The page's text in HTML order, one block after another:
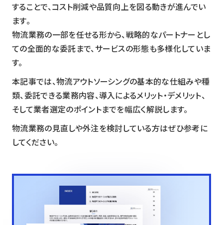
することで、コスト削減や品質向上を図る動きが進んでい
ます。
物流業務の一部を任せる形から、戦略的なパートナーとし
ての全面的な委託まで、サービスの形態も多様化していま
す。
本記事では、物流アウトソーシングの基本的な仕組みや種
類、委託できる業務内容、導入によるメリット・デメリット、
そして業者選定のポイントまでを幅広く解説します。
物流業務の見直しや外注を検討している方はぜひ参考に
してください。